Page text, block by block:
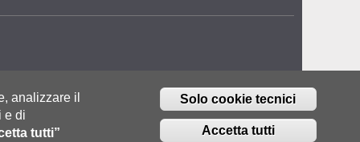
analizzare il
e di
tutti”
Solo cookie tecnici
Accetta tutti